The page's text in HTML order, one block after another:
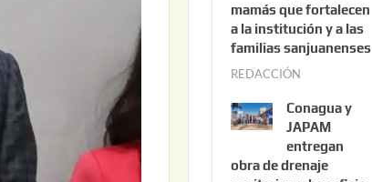
t
o
3
0
2
6
mamás que fortalecen
a la institución y a las
familias sanjuanenses
REDACCIÓN
n
i
o
Conagua y
JAPAM
entregan
obra de drenaje